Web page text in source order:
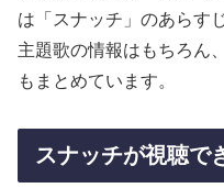
は「スナッチ」のあらす
主題歌の情報はもちろん
もまとめています。
スナッチが視聴で